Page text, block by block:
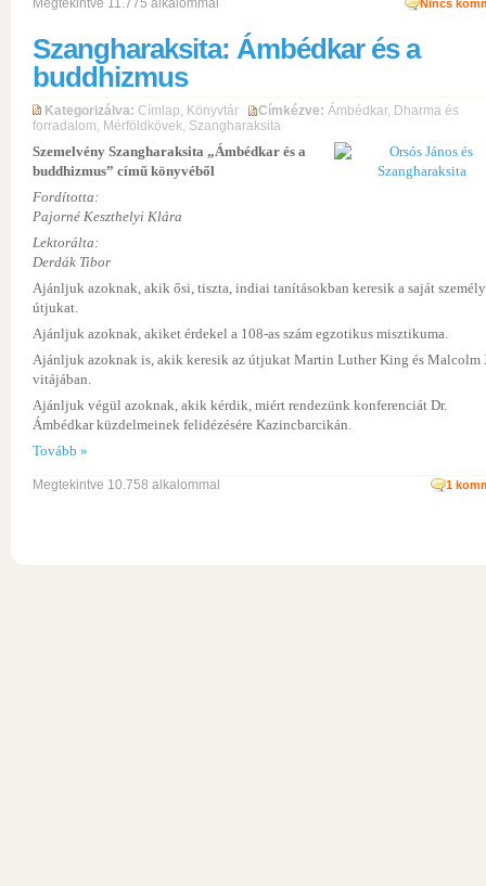
Nincs
Megtekintve 11.775 alkalommal
Szangharaksita: Ámbédkar és a
buddhizmus
Kategorizálva: Címlap, Könyvtár Címkézve: Ámbédkar, Dharma és
forradalom, Mérföldkövek, Szangharaksita
Szemelvény Szangharaksita „Ámbédkar és a
buddhizmus” című könyvéből
Fordította:
Pajorné Keszthelyi Klára
Lektorálta:
Derdák Tibor
Ajánljuk azoknak, akik ősi, tiszta, indiai tanításokban keresik a saját
útjukat.
Ajánljuk azoknak, akiket érdekel a 108-as szám egzotikus misztikuma.
Ajánljuk azoknak is, akik keresik az útjukat Martin Luther King és Malcolm
vitájában.
Ajánljuk végül azoknak, akik kérdik, miért rendezünk konferenciát Dr.
Ámbédkar küzdelmeinek felidézésére Kazincbarcikán.
Tovább »
1
Megtekintve 10.758 alkalommal